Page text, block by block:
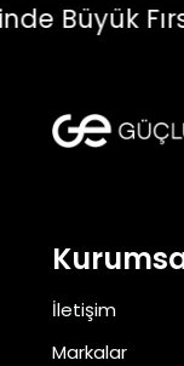
Fırsat
İletişim
Markalar